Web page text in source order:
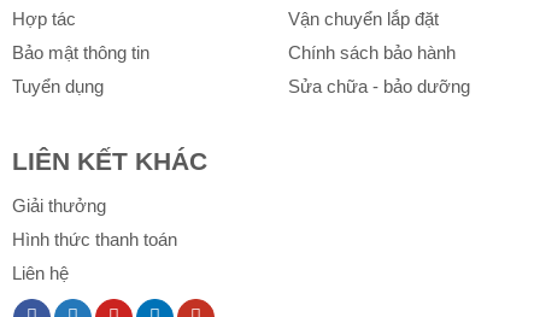
Hợp tác
Bảo mật thông tin
Tuyển dụng
Vận chuyển lắp đặt
Chính sách bảo hành
Sửa chữa - bảo dưỡng
LIÊN KẾT KHÁC
Giải thưởng
Hình thức thanh toán
Liên hệ